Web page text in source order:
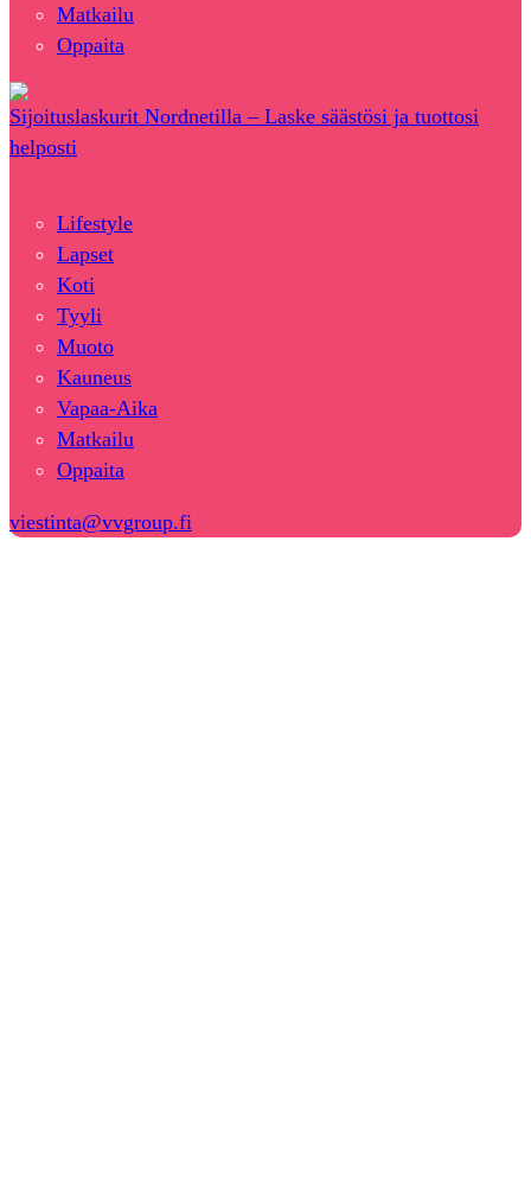
Matkailu
Oppaita
Sijoituslaskurit Nordnetilla – Laske säästösi ja tuottosi
helposti
Lifestyle
Lapset
Koti
Tyyli
Muoto
Kauneus
Vapaa-Aika
Matkailu
Oppaita
viestinta@vvgroup.fi